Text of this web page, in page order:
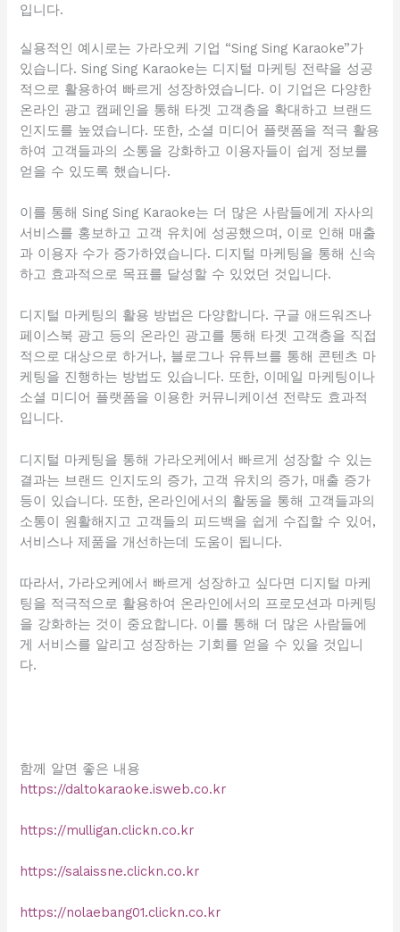
입니다.
실용적인 예시로는 가라오케 기업 “Sing Sing Karaoke”가
있습니다. Sing Sing Karaoke는 디지털 마케팅 전략을 성공
적으로 활용하여 빠르게 성장하였습니다. 이 기업은 다양한
온라인 광고 캠페인을 통해 타겟 고객층을 확대하고 브랜드
인지도를 높였습니다. 또한, 소셜 미디어 플랫폼을 적극 활용
하여 고객들과의 소통을 강화하고 이용자들이 쉽게 정보를
얻을 수 있도록 했습니다.
이를 통해 Sing Sing Karaoke는 더 많은 사람들에게 자사의
서비스를 홍보하고 고객 유치에 성공했으며, 이로 인해 매출
과 이용자 수가 증가하였습니다. 디지털 마케팅을 통해 신속
하고 효과적으로 목표를 달성할 수 있었던 것입니다.
디지털 마케팅의 활용 방법은 다양합니다. 구글 애드워즈나
페이스북 광고 등의 온라인 광고를 통해 타겟 고객층을 직접
적으로 대상으로 하거나, 블로그나 유튜브를 통해 콘텐츠 마
케팅을 진행하는 방법도 있습니다. 또한, 이메일 마케팅이나
소셜 미디어 플랫폼을 이용한 커뮤니케이션 전략도 효과적
입니다.
디지털 마케팅을 통해 가라오케에서 빠르게 성장할 수 있는
결과는 브랜드 인지도의 증가, 고객 유치의 증가, 매출 증가
등이 있습니다. 또한, 온라인에서의 활동을 통해 고객들과의
소통이 원활해지고 고객들의 피드백을 쉽게 수집할 수 있어,
서비스나 제품을 개선하는데 도움이 됩니다.
따라서, 가라오케에서 빠르게 성장하고 싶다면 디지털 마케
팅을 적극적으로 활용하여 온라인에서의 프로모션과 마케팅
을 강화하는 것이 중요합니다. 이를 통해 더 많은 사람들에
게 서비스를 알리고 성장하는 기회를 얻을 수 있을 것입니
다.
함께 알면 좋은 내용
https://daltokaraoke.isweb.co.kr
https://mulligan.clickn.co.kr
https://salaissne.clickn.co.kr
https://nolaebang01.clickn.co.kr